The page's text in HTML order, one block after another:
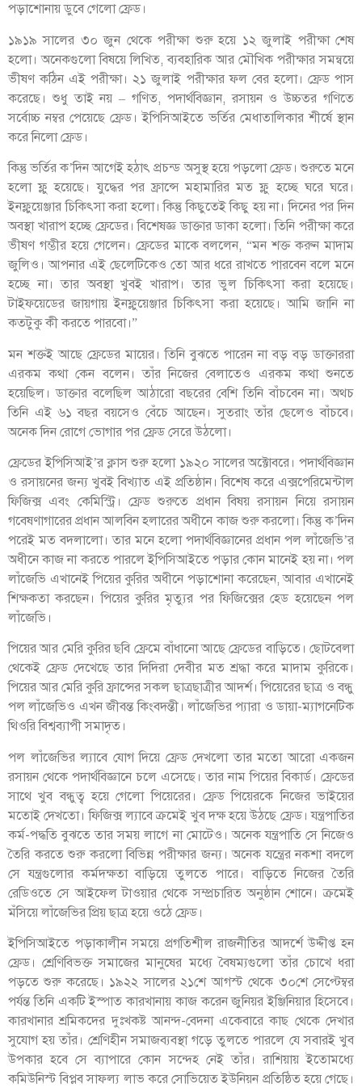
পড়াশোনায় ডুবে গেলো ফ্রেড।
১৯১৯ সালের ৩০ জুন থেকে পরীক্ষা শুরু হয়ে ১২ জুলাই পরীক্ষা শেষ
হলো। অনেকগুলো বিষয়ে লিখিত, ব্যবহারিক আর মৌখিক পরীক্ষার সমন্বয়ে
ভীষণ কঠিন এই পরীক্ষা। ২১ জুলাই পরীক্ষার ফল বের হলো। ফ্রেড পাস
করেছে। শুধু তাই নয় – গণিত, পদার্থবিজ্ঞান, রসায়ন ও উচ্চতর গণিতে
সর্বোচ্চ নম্বর পেয়েছে ফ্রেড। ইপিসিআইতে ভর্তির মেধাতালিকার শীর্ষে স্থান
করে নিলো ফ্রেড।
কিন্তু ভর্তির ক’দিন আগেই হঠাৎ প্রচন্ড অসুস্থ হয়ে পড়লো ফ্রেড। শুরুতে মনে
হলো ফ্লু হয়েছে। যুদ্ধের পর ফ্রান্সে মহামারির মত ফ্লু হচ্ছে ঘরে ঘরে।
ইনফ্লুয়েঞ্জার চিকিৎসা করা হলো। কিন্তু কিছুতেই কিছু হয় না। দিনের পর দিন
অবস্থা খারাপ হচ্ছে ফ্রেডের। বিশেষজ্ঞ ডাক্তার ডাকা হলো। তিনি পরীক্ষা করে
ভীষণ গম্ভীর হয়ে গেলেন। ফ্রেডের মাকে বললেন, “মন শক্ত করুন মাদাম
জুলিও। আপনার এই ছেলেটিকেও তো আর ধরে রাখতে পারবেন বলে মনে
হচ্ছে না। তার অবস্থা খুবই খারাপ। তার ভুল চিকিৎসা করা হয়েছে।
টাইফয়েডের জায়গায় ইনফ্লুয়েঞ্জার চিকিৎসা করা হয়েছে। আমি জানি না
কতটুকু কী করতে পারবো।”
মন শক্তই আছে ফ্রেডের মায়ের। তিনি বুঝতে পারেন না বড় বড় ডাক্তাররা
এরকম কথা কেন বলেন। তাঁর নিজের বেলাতেও এরকম কথা শুনতে
হয়েছিল। ডাক্তার বলেছিল আঠারো বছরের বেশি তিনি বাঁচবেন না। অথচ
তিনি এই ৬১ বছর বয়সেও বেঁচে আছেন। সুতরাং তাঁর ছেলেও বাঁচবে।
অনেক দিন রোগে ভোগার পর ফ্রেড সেরে উঠলো।
ফ্রেডের ইপিসিআই’র ক্লাস শুরু হলো ১৯২০ সালের অক্টোবরে। পদার্থবিজ্ঞান
ও রসায়নের জন্য খুবই বিখ্যাত এই প্রতিষ্ঠান। বিশেষ করে এক্সপেরিমেন্টাল
ফিজিক্স এবং কেমিস্ট্রি। ফ্রেড শুরুতে প্রধান বিষয় রসায়ন নিয়ে রসায়ন
গবেষণাগারের প্রধান আলবিন হলারের অধীনে কাজ শুরু করলো। কিন্তু ক’দিন
পরেই মত বদলালো। তার মনে হলো পদার্থবিজ্ঞানের প্রধান পল লাঁজেভি’র
অধীনে কাজ না করতে পারলে ইপিসিআইতে পড়ার কোন মানেই হয় না। পল
লাঁজেভি এখানেই পিয়ের কুরির অধীনে পড়াশোনা করেছেন, আবার এখানেই
শিক্ষকতা করছেন। পিয়ের কুরির মৃত্যুর পর ফিজিক্সের হেড হয়েছেন পল
লাঁজেভি।
পিয়ের আর মেরি কুরির ছবি ফ্রেমে বাঁধানো আছে ফ্রেডের বাড়িতে। ছোটবেলা
থেকেই ফ্রেড দেখেছে তার দিদিরা দেবীর মত শ্রদ্ধা করে মাদাম কুরিকে।
পিয়ের আর মেরি কুরি ফ্রান্সের সকল ছাত্রছাত্রীর আদর্শ। পিয়েরের ছাত্র ও বন্ধু
পল লাঁজেভিও এখন জীবন্ত কিংবদন্তী। লাঁজেভির প্যারা ও ডায়া-ম্যাগনেটিক
থিওরি বিশ্বব্যাপী সমাদৃত।
পল লাঁজেভির ল্যাবে যোগ দিয়ে ফ্রেড দেখলো তার মতো আরো একজন
রসায়ন থেকে পদার্থবিজ্ঞানে চলে এসেছে। তার নাম পিয়ের বিকার্ড। ফ্রেডের
সাথে খুব বন্ধুত্ব হয়ে গেলো পিয়েরের। ফ্রেড পিয়েরকে নিজের ভাইয়ের
মতোই দেখতো। ফিজিক্স ল্যাবে ক্রমেই খুব দক্ষ হয়ে উঠছে ফ্রেড। যন্ত্রপাতির
কর্ম-পদ্ধতি বুঝতে তার সময় লাগে না মোটেও। অনেক যন্ত্রপাতি সে নিজেও
তৈরি করতে শুরু করলো বিভিন্ন পরীক্ষার জন্য। অনেক যন্ত্রের নকশা বদলে
সে যন্ত্রগুলোর কর্মদক্ষতা বাড়িয়ে তুলতে পারে। বাড়িতে নিজের তৈরি
রেডিওতে সে আইফেল টাওয়ার থেকে সম্প্রচারিত অনুষ্ঠান শোনে। ক্রমেই
মঁসিয়ে লাঁজেভির প্রিয় ছাত্র হয়ে ওঠে ফ্রেড।
ইপিসিআইতে পড়াকালীন সময়ে প্রগতিশীল রাজনীতির আদর্শে উদ্দীপ্ত হন
ফ্রেড। শ্রেণিবিভক্ত সমাজের মানুষের মধ্যে বৈষম্যগুলো তাঁর চোখে ধরা
পড়তে শুরু করেছে। ১৯২২ সালের ২১শে আগস্ট থেকে ৩০শে সেপ্টেম্বর
পর্যন্ত তিনি একটি ইস্পাত কারখানায় কাজ করেন জুনিয়র ইঞ্জিনিয়ার হিসেবে।
কারখানার শ্রমিকদের দুঃখকষ্ট আনন্দ-বেদনা একেবারে কাছ থেকে দেখার
সুযোগ হয় তাঁর। শ্রেণিহীন সমাজব্যবস্থা গড়ে তুলতে পারলে যে সবারই খুব
উপকার হবে সে ব্যাপারে কোন সন্দেহ নেই তাঁর। রাশিয়ায় ইতোমধ্যে
কমিউনিস্ট বিপ্লব সাফল্য লাভ করে সোভিয়েত ইউনিয়ন প্রতিষ্ঠিত হয়ে গেছে।